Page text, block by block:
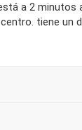
a 2 minutos
tiene un